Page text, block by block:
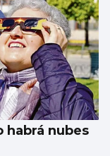
habrá nubes